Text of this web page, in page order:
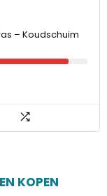
– Koudschuim
KOPEN